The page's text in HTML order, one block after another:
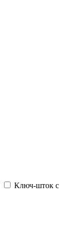
Ключ-шток с